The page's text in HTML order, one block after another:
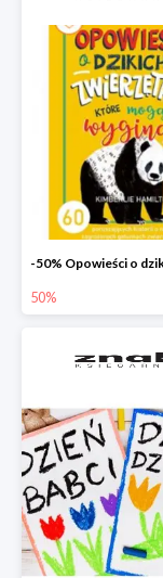
50%